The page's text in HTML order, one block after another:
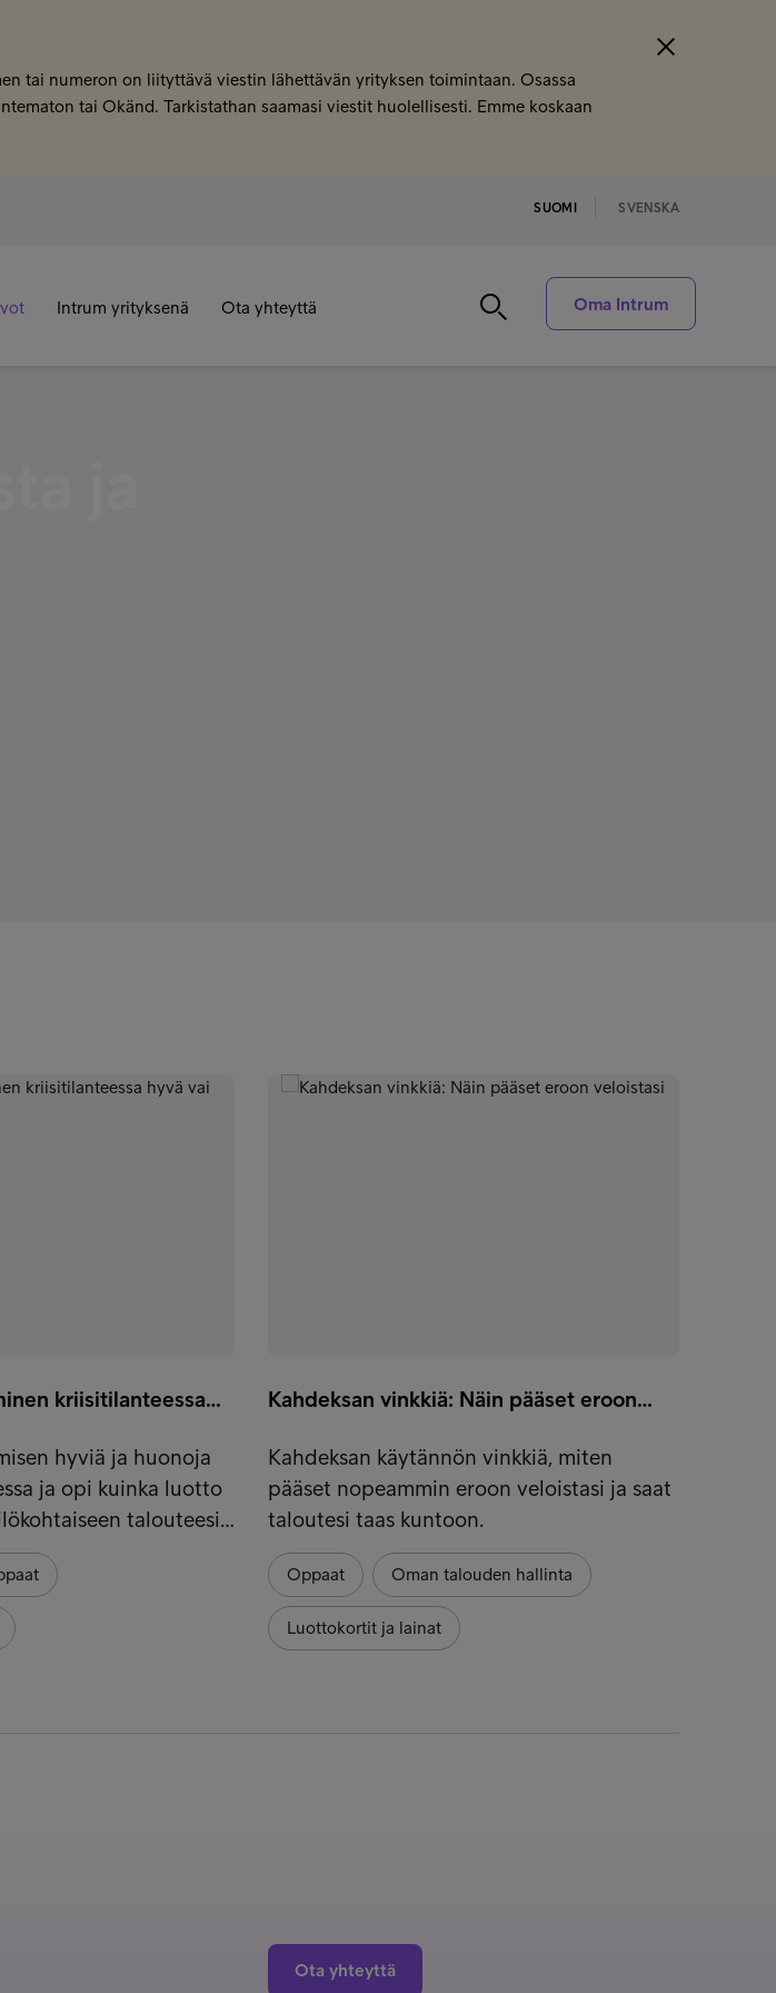
tai numeron on liityttävä viestin lähettävän yrityksen toimintaan. Osassa
tai Okänd. Tarkistathan saamasi viestit huolellisesti. Emme koskaan
SUOMI SVENSKA
Intrum yrityksenä Ota yhteyttä Oma Intrum
kriisitilanteessa…
hyviä ja huonoja
ja opi kuinka luotto
talouteesi…
Kahdeksan vinkkiä: Näin pääset eroon…
Kahdeksan käytännön vinkkiä, miten
pääset nopeammin eroon veloistasi ja saat
taloutesi taas kuntoon.
Oppaat Oman talouden hallinta
Luottokortit ja lainat
Ota yhteyttä